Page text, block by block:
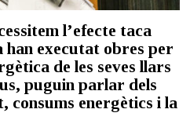
l’efecte taca
han executat obres per
de les seves llars
puguin parlar dels
consums energètics i la